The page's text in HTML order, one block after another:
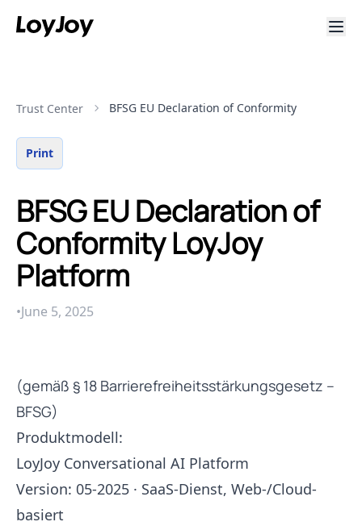
Trust Center BFSG EU Declaration of Conformity
Print
BFSG EU Declaration of
Conformity LoyJoy
Platform
•June 5, 2025
(gemäß § 18 Barrierefreiheitsstärkungsgesetz –
BFSG)
Produktmodell:
LoyJoy Conversational AI Platform
Version: 05-2025 · SaaS-Dienst, Web-/Cloud-
basiert